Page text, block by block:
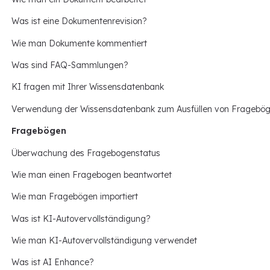
Was ist eine Dokumentenrevision?
Wie man Dokumente kommentiert
Was sind FAQ-Sammlungen?
KI fragen mit Ihrer Wissensdatenbank
Verwendung der Wissensdatenbank zum Ausfüllen von
Fragebögen
Überwachung des Fragebogenstatus
Wie man einen Fragebogen beantwortet
Wie man Fragebögen importiert
Was ist KI-Autovervollständigung?
Wie man KI-Autovervollständigung verwendet
Was ist AI Enhance?